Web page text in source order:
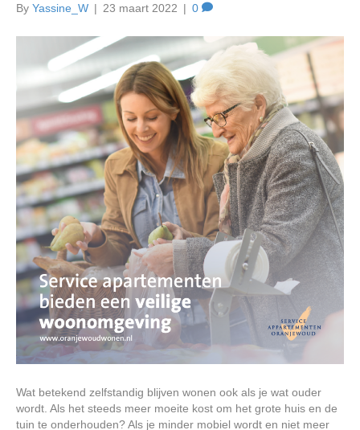
By Yassine_W | 23 maart 2022 | 0
Wat betekend zelfstandig blijven wonen ook als je wat ouder
wordt. Als het steeds meer moeite kost om het grote huis en de
tuin te onderhouden? Als je minder mobiel wordt en niet meer